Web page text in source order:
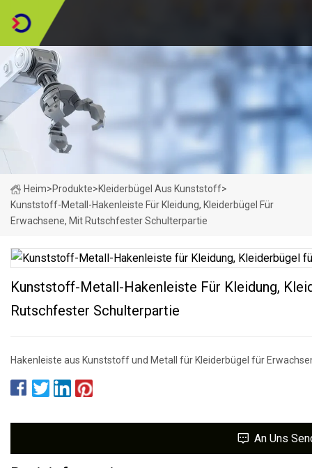
Heim>Produkte>Kleiderbügel Aus Kunststoff>
Kunststoff-Metall-Hakenleiste Für Kleidung, Kleiderbügel Für
Erwachsene, Mit Rutschfester Schulterpartie
Kunststoff-Metall-Hakenleiste Für Kleidung,
Rutschfester Schulterpartie
Hakenleiste aus Kunststoff und Metall für Kleiderbügel für
An Uns